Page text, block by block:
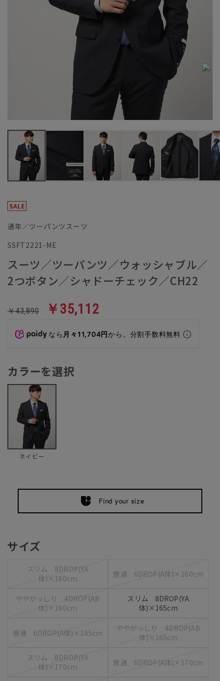
通年／ツーパンツスーツ
SSFT2221-ME
スーツ／ツーパンツ／ウォッシャブル／
2つボタン／シャドーチェック／CH22
￥43,890 ￥35,112
なら 月々11,704円から。分割手数料無料
カラーを選択
ネイビー
Find your size
サイズ
スリム 8DROP(YA
体)×160cm
普通 6DROP(A体)×160cm
ややがっしり 4DROP(AB
体)×160cm
スリム 8DROP(YA
体)×165cm
普通 6DROP(A体)×165cm
ややがっしり 4DROP(AB
体)×165cm
スリム 8DROP(YA
体)×170cm
普通 6DROP(A体)×170cm